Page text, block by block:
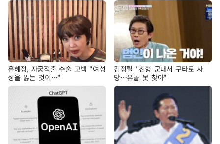
유혜정, 자궁적출 수술 고백 "여성
성을 잃는 것이…"
김정렬 "친형 군대서 구타로 사
망…유골 못 찾아"